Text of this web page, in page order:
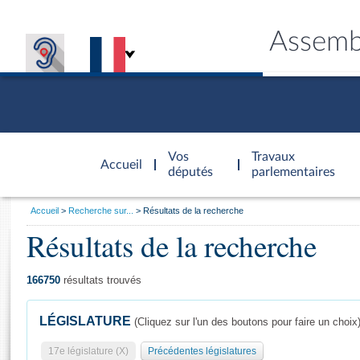
Accueil
d'accueil
Vos
députés
Travaux
parlementaires
Général
Vous
Accueil Recherche sur... Résultats de la recherche
Résultats de la recherche
166750 résultats trouvés
LÉGISLATURE (Cliquez sur l'un des boutons pour faire un choix)
17e législature (X) Précédentes législatures